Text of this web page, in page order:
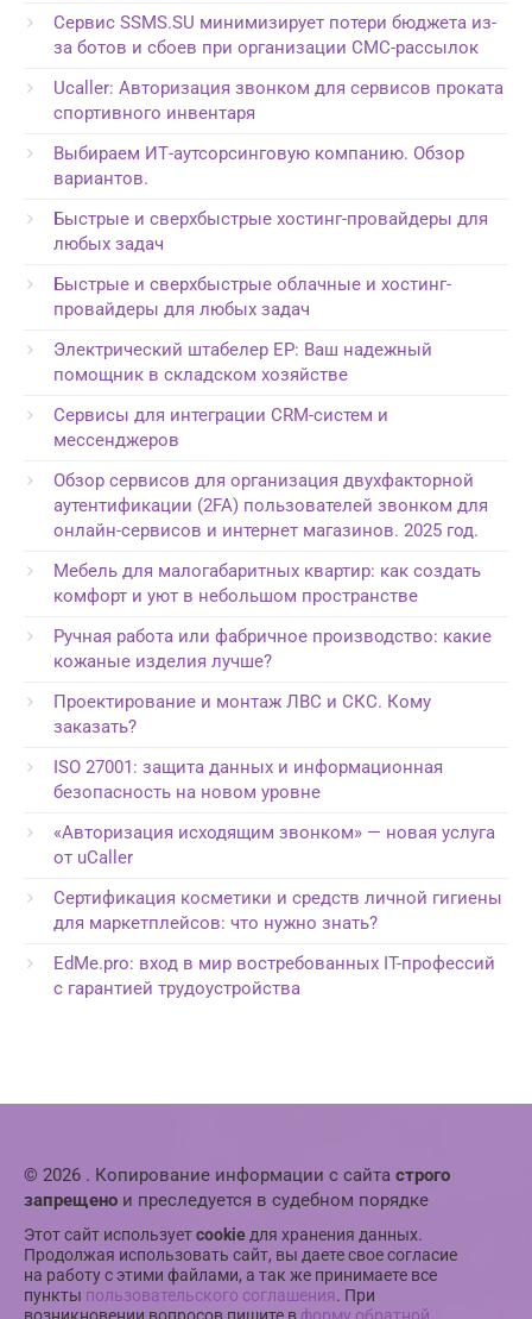
Сервис SSMS.SU минимизирует потери бюджета из-
за ботов и сбоев при организации СМС-рассылок
Ucaller: Авторизация звонком для сервисов проката
спортивного инвентаря
Выбираем ИТ-аутсорсинговую компанию. Обзор
вариантов.
Быстрые и сверхбыстрые хостинг-провайдеры для
любых задач
Быстрые и сверхбыстрые облачные и хостинг-
провайдеры для любых задач
Электрический штабелер EP: Ваш надежный
помощник в складском хозяйстве
Сервисы для интеграции CRM-систем и
мессенджеров
Обзор сервисов для организация двухфакторной
аутентификации (2FA) пользователей звонком для
онлайн-сервисов и интернет магазинов. 2025 год.
Мебель для малогабаритных квартир: как создать
комфорт и уют в небольшом пространстве
Ручная работа или фабричное производство: какие
кожаные изделия лучше?
Проектирование и монтаж ЛВС и СКС. Кому
заказать?
ISO 27001: защита данных и информационная
безопасность на новом уровне
«Авторизация исходящим звонком» — новая услуга
от uCaller
Сертификация косметики и средств личной гигиены
для маркетплейсов: что нужно знать?
EdMe.pro: вход в мир востребованных IT-профессий
с гарантией трудоустройства
© 2026 . Копирование информации с сайта строго
запрещено и преследуется в судебном порядке
Этот сайт используетcookie для хранения данных.
Продолжая использовать сайт, вы даете свое согласие
на работу с этими файлами, а так же принимаете все
пункты пользовательского соглашения. При
возникновении вопросов пишите в форму обратной